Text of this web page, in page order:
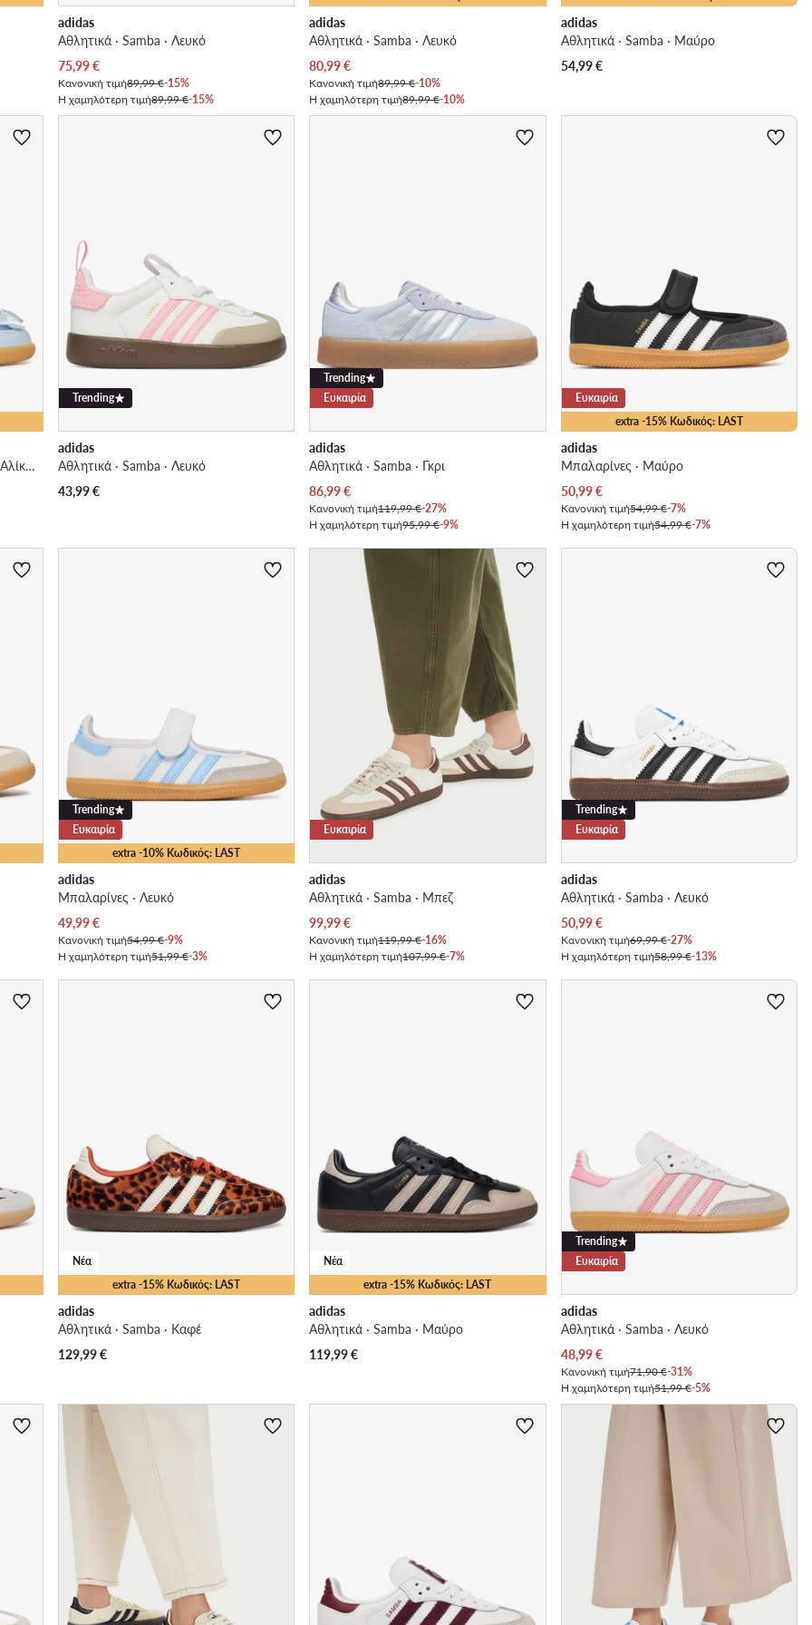
adidas
Αθλητικά · Samba · Λευκό
Τρέχουσα τιμή
75,99€
Κανονική τιμή89,99 €-15%
Η χαμηλότερη τιμή89,99 €-15%
adidas
Αθλητικά · Samba · Λευκό
Τρέχουσα τιμή
80,99€
Κανονική τιμή89,99 €-10%
Η χαμηλότερη τιμή89,99 €-10%
adidas
Αθλητικά · Samba · Μαύρο
54,99€
Μπαλαρίνες · Οι Περιπέτειες της Αλίκης στη Χώρα των Θαυμάτων · Ανοιχτό μπλε
Trending
adidas
Αθλητικά · Samba · Λευκό
43,99€
Trending
Ευκαιρία
adidas
Αθλητικά · Samba · Γκρι
Τρέχουσα τιμή
86,99€
Κανονική τιμή119,99 €-27%
Η χαμηλότερη τιμή95,99 €-9%
extra -15% Κωδικός: LAST
Ευκαιρία
adidas
Μπαλαρίνες · Μαύρο
Τρέχουσα τιμή
50,99€
Κανονική τιμή54,99 €-7%
Η χαμηλότερη τιμή54,99 €-7%
extra -10% Κωδικός: LAST
Trending
Ευκαιρία
adidas
Μπαλαρίνες · Λευκό
Τρέχουσα τιμή
49,99€
Κανονική τιμή54,99 €-9%
Η χαμηλότερη τιμή51,99 €-3%
Ευκαιρία
adidas
Αθλητικά · Samba · Μπεζ
Τρέχουσα τιμή
99,99€
Κανονική τιμή119,99 €-16%
Η χαμηλότερη τιμή107,99 €-7%
Trending
Ευκαιρία
adidas
Αθλητικά · Samba · Λευκό
Τρέχουσα τιμή
50,99€
Κανονική τιμή69,99 €-27%
Η χαμηλότερη τιμή58,99 €-13%
extra -15% Κωδικός: LAST
Νέα
adidas
Αθλητικά · Samba · Καφέ
129,99€
extra -15% Κωδικός: LAST
Νέα
adidas
Αθλητικά · Samba · Μαύρο
119,99€
Trending
Ευκαιρία
adidas
Αθλητικά · Samba · Λευκό
Τρέχουσα τιμή
48,99€
Κανονική τιμή71,90 €-31%
Η χαμηλότερη τιμή51,99 €-5%